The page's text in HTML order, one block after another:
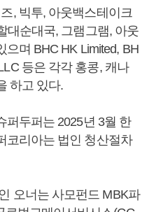
, 빅투, 아웃백스테이크
대순대국, 그램그램, 아웃
며 BHC HK Limited, BH
등은 각각 홍콩, 캐나
하고 있다.
퍼두퍼는 2025년 3월 한
코리아는 법인 청산절차
오너는 사모펀드 MBK파